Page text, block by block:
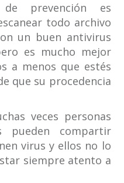
prevención es
todo archivo
un buen antivirus
es mucho mejor
a menos que estés
que su procedencia
veces personas
pueden compartir
virus y ellos no lo
siempre atento a